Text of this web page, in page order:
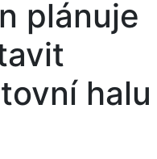
plánuje
halu